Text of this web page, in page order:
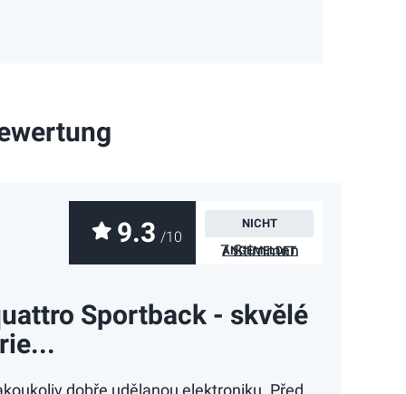
9.3 /10
NICHT
ANGEMELDET
7 Stimmen
Sportback - skvělé
dobře udělanou elektroniku. Před